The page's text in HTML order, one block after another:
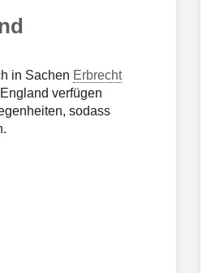
in Sachen Erbrecht
verfügen
sodass